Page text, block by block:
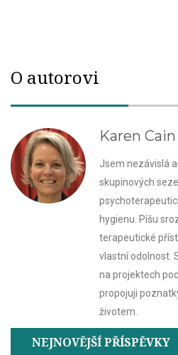
O autorovi
Karen Cain
Jsem nezávislá
skupinových
hygienu. Píšu
terapeutické
vlastní odolnost.
na projektech
propojuji
životem.
NEJNOVĚJŠÍ PŘÍSPĚVKY